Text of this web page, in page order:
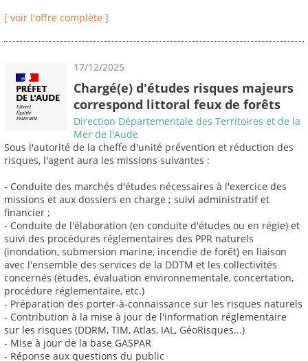
[ voir l'offre complète ]
17/12/2025
Chargé(e) d'études risques majeurs
correspond littoral feux de forêts
Direction Départementale des Territoires et de la
Mer de l'Aude
Sous l'autorité de la cheffe d'unité prévention et réduction des
risques, l'agent aura les missions suivantes :
- Conduite des marchés d'études nécessaires à l'exercice des
missions et aux dossiers en charge ; suivi administratif et
financier ;
- Conduite de l'élaboration (en conduite d'études ou en régie) et
suivi des procédures réglementaires des PPR naturels
(inondation, submersion marine, incendie de forêt) en liaison
avec l'ensemble des services de la DDTM et les collectivités
concernés (études, évaluation environnementale, concertation,
procédure réglementaire, etc.)
- Préparation des porter-à-connaissance sur les risques naturels
- Contribution à la mise à jour de l'information réglementaire
sur les risques (DDRM, TIM, Atlas, IAL, GéoRisques...)
- Mise à jour de la base GASPAR
- Réponse aux questions du public